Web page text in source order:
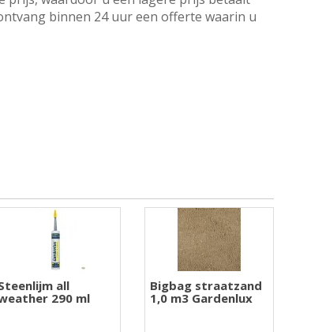
binnen 24 uur een offerte waarin u
all
290 ml
Bigbag straatzand
1,0 m3 Gardenlux